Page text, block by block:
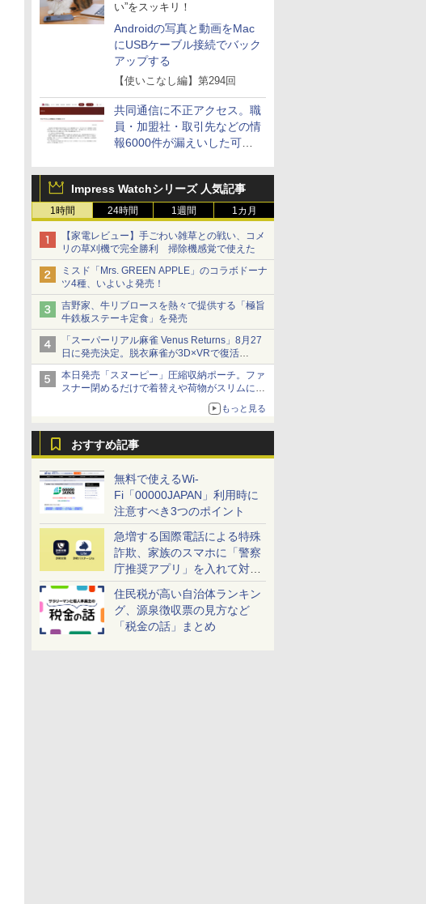
い”をスッキリ！
Androidの写真と動画をMac
にUSBケーブル接続でバック
アップする
【使いこなし編】第294回
共同通信に不正アクセス。職
員・加盟社・取引先などの情
報6000件が漏えいした可能
Impress Watchシリーズ 人気記事
1時間 24時間 1週間 1カ月
【家電レビュー】手ごわい雑草との戦い、コメ
リの草刈機で完全勝利 掃除機感覚で使えた
ミスド「Mrs. GREEN APPLE」のコラボドーナ
ツ4種、いよいよ発売！
吉野家、牛リブロースを熱々で提供する「極旨
牛鉄板ステーキ定食」を発売
「スーパーリアル麻雀 Venus Returns」8月27
日に発売決定。脱衣麻雀が3D×VRで復活
発売から2週間は20%オフになるセールが実施
本日発売「スヌーピー」圧縮収納ポーチ。ファ
スナー閉めるだけで着替えや荷物がスリムにま
もっと見る
おすすめ記事
無料で使えるWi-
Fi「00000JAPAN」利用時に
注意すべき3つのポイント
急増する国際電話による特殊
詐欺、家族のスマホに「警察
庁推奨アプリ」を入れて対策
しよう！
住民税が高い自治体ランキン
グ、源泉徴収票の見方など
「税金の話」まとめ